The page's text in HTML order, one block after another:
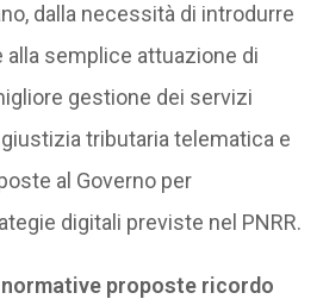
dalla necessità di introdurre
semplice attuazione di
gestione dei servizi
tributaria telematica e
al Governo per
digitali previste nel PNRR.
proposte ricordo